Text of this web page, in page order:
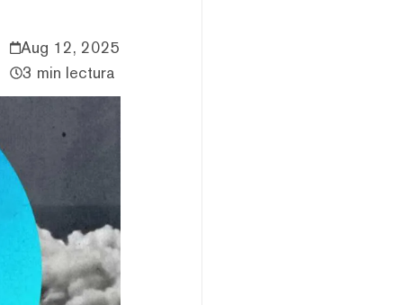
Aug 12, 2025
3 min lectura